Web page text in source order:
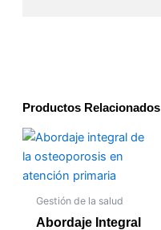
Productos Relacionados
Gestión de la salud
Abordaje Integral